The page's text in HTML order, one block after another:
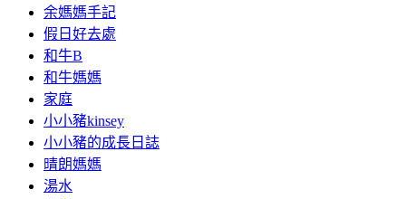
余媽媽手記
假日好去處
和牛B
和牛媽媽
家庭
小小豬kinsey
小小豬的成長日誌
晴朗媽媽
湯水